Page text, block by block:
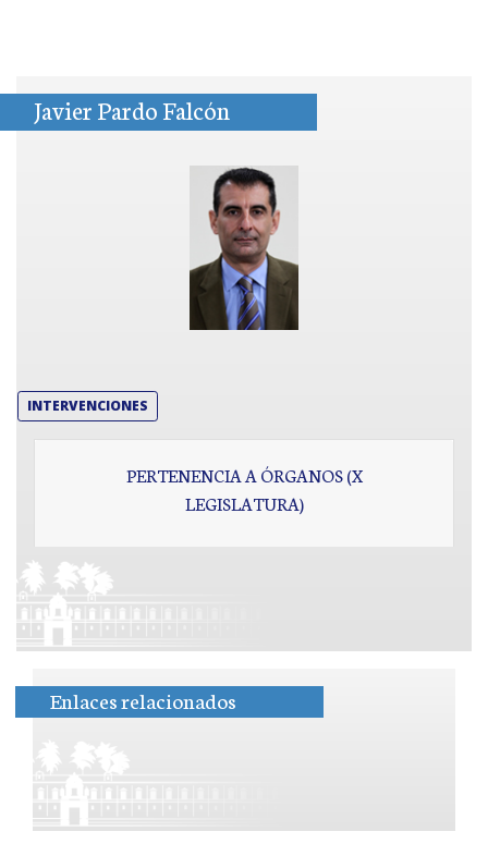
Javier Pardo Falcón
INTERVENCIONES
PERTENENCIA A ÓRGANOS (X
LEGISLATURA)
Enlaces relacionados